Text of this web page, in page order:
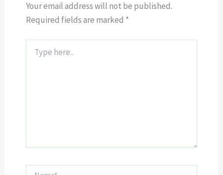
Your email address will not be published.
Required fields are marked *
here..